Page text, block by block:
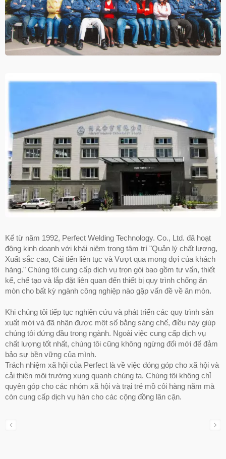
Kể từ năm 1992, Perfect Welding Technology. Co., Ltd. đã hoạt
động kinh doanh với khái niệm trong tâm trí "Quản lý chất lượng,
Xuất sắc cao, Cải tiến liên tục và Vượt qua mong đợi của khách
hàng." Chúng tôi cung cấp dịch vụ trọn gói bao gồm tư vấn, thiết
kế, chế tạo và lắp đặt liên quan đến thiết bị quy trình chống ăn
mòn cho bất kỳ ngành công nghiệp nào gặp vấn đề về ăn mòn.
Khi chúng tôi tiếp tục nghiên cứu và phát triển các quy trình sản
xuất mới và đã nhận được một số bằng sáng chế, điều này giúp
chúng tôi đứng đầu trong ngành. Ngoài việc cung cấp dịch vụ
chất lượng tốt nhất, chúng tôi cũng không ngừng đổi mới để đảm
bảo sự bền vững của mình.
Trách nhiệm xã hội của Perfect là về việc đóng góp cho xã hội và
cải thiện môi trường xung quanh chúng ta. Chúng tôi không chỉ
quyên góp cho các nhóm xã hội và trại trẻ mồ côi hàng năm mà
còn cung cấp dịch vụ hàn cho các cộng đồng lân cận.